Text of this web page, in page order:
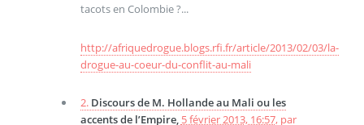
tacots en Colombie ?...
http://afriquedrogue.blogs.rfi.fr/article/2013/02/03/la-
drogue-au-coeur-du-conflit-au-mali
2. Discours de M. Hollande au Mali ou les
accents de l’Empire, 5 février 2013, 16:57, par